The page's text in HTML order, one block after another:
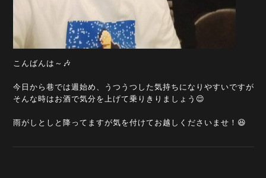
こんばんは～🎶
今日から巷では週始め、うつうつした気持ちになりやすいですが
そんな時はお酒で気分を上げて乗りきりましょう😌
雨がしとしと降ってますが気を付けてお越しくださいませ！😆